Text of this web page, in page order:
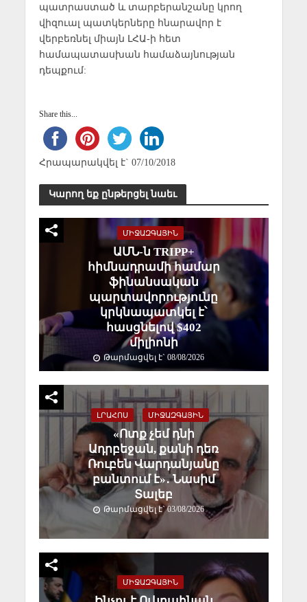
պատրաստած և տարբերանշանը կրող
վիզուալ պատկերները հնարավոր է
վերբեռնել միայն ԼՀԱ-ի հետ
համապատասխան համաձայնության
դեպքում:
Share this...
Հրապարակվել է` 07/10/2018
Կարող եք ընթերցել նաեւ
ՄԻՋԱԶԳԱՅԻՆ
ԱՄՆ-ն TRIPP+
հիմնադրամի համար
ֆինանսական
պարտավորությունը
կրկնապատկել է՝
հասցնելով $402
միլիոնի
Թարմացվել է` 08/08/2026
ԼՐԱՀՈՍ ՄԻՋԱԶԳԱՅԻՆ
«Ոտք չեմ դնի
Ադրբեջան, քանի դեռ
Ռուբեն Վարդանյանը
բանտում է»․ Նասիմ
Տալեբ
Թարմացվել է` 03/08/2026
ՄԻՋԱԶԳԱՅԻՆ